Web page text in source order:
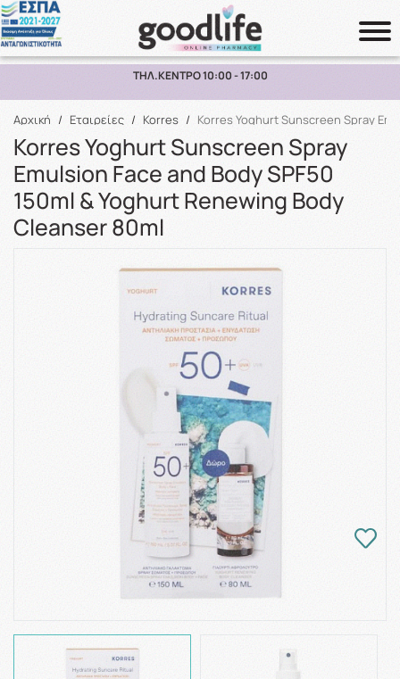
Αναζήτηση
ΠΑΡΑΛΑΒΗ ΑΠΟ ΤΟ ΚΑΤΑΣΤΗΜΑ ΑΝΩ ΤΩΝ 10€
Αρχική / Εταιρείες / Korres / Korres Yoghurt Sunscreen Spray
Korres Yoghurt Sunscreen Spray
Emulsion Face and Body SPF50
150ml & Yoghurt Renewing Body
Cleanser 80ml